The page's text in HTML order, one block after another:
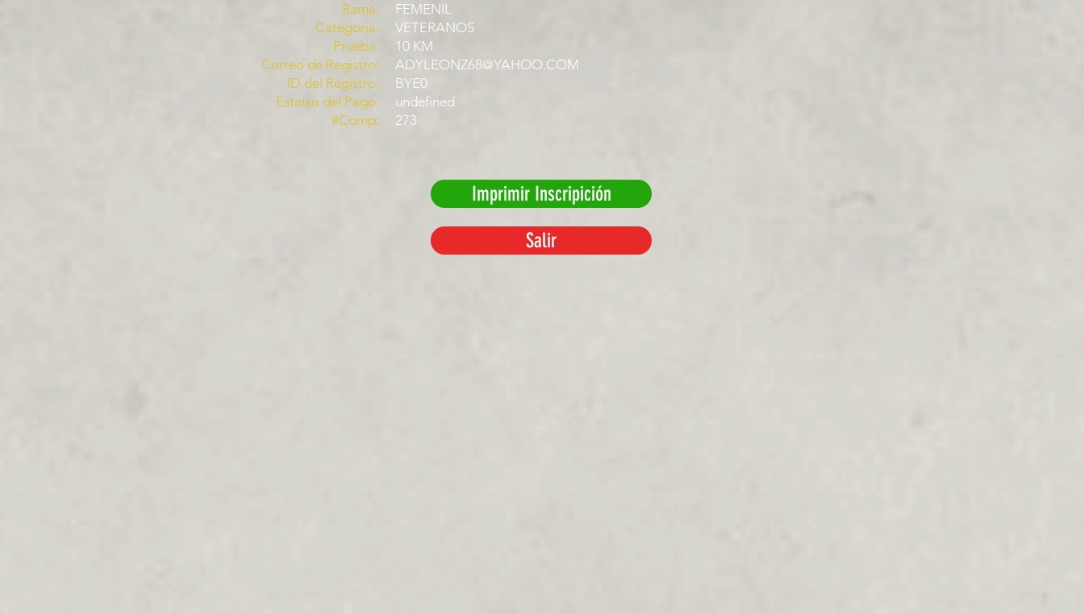
Rama:
Categoría:
Prueba:
Correo de Registro:
ID del Registro:
Estatus del Pago:
#Comp:
FEMENIL
VETERANOS
10 KM
ADYLEONZ68@YAHOO.COM
BYE0
undefined
273
Imprimir Inscripición
Salir